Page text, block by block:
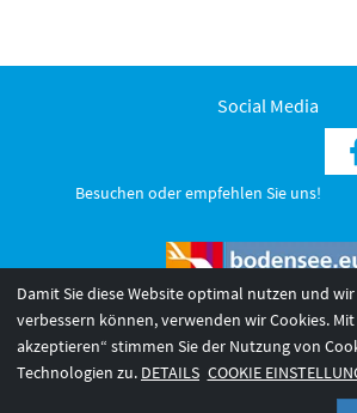
Social Media
Besuchen oder empfehlen Sie uns!
© 2026 Internationale Bodensee Tourismus
Damit Sie diese Website optimal nutzen und
verbessern können, verwenden wir Cookies.
akzeptieren“ stimmen Sie der Nutzung von
Technologien zu. DETAILS COOKIE